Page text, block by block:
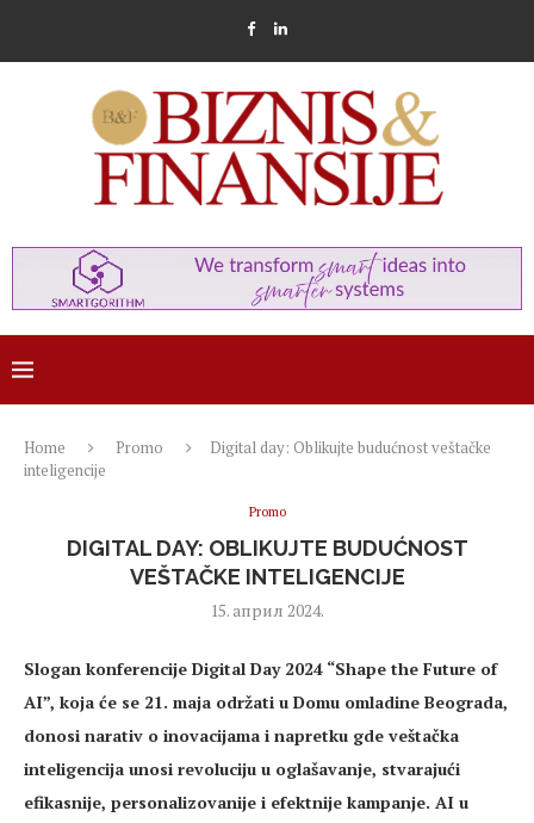
Home Promo
Digital day: Oblikujte budućnost veštačke
inteligencije
Promo
DIGITAL DAY: OBLIKUJTE BUDUĆNOST
VEŠTAČKE INTELIGENCIJE
15. април 2024.
Slogan konferencije Digital Day 2024 “Shape the Future of
AI”, koja će se 21. maja održati u Domu omladine Beograda,
donosi narativ o inovacijama i napretku gde veštačka
inteligencija unosi revoluciju u oglašavanje, stvarajući
efikasnije, personalizovanije i efektnije kampanje. AI u